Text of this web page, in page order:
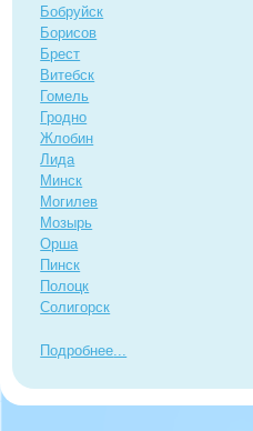
Бобруйск
Борисов
Брест
Витебск
Гомель
Гродно
Жлобин
Лида
Минск
Могилев
Мозырь
Орша
Пинск
Полоцк
Солигорск
Подробнее